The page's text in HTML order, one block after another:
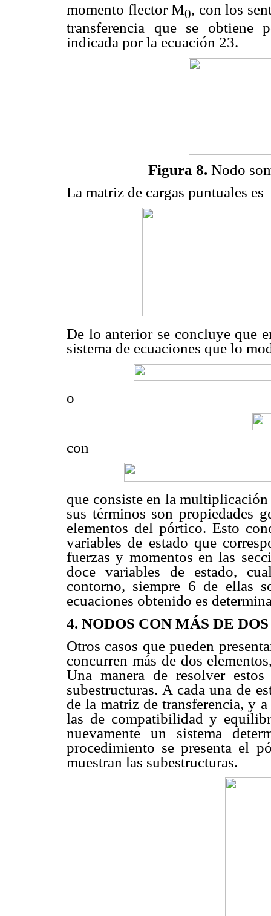
momento flector M0, con los
transferencia que se obtiene
indicada por la ecuación 23.
Figura 8. Nodo
La matriz de cargas puntuales es
De lo anterior se concluye que
sistema de ecuaciones que lo
o
con
que consiste en la
sus términos son propiedades
elementos del pórtico. Esto
variables de estado que
fuerzas y momentos en las
doce variables de estado,
contorno, siempre 6 de ellas
ecuaciones obtenido es
4. NODOS CON MÁS DE
Otros casos que pueden
concurren más de dos
Una manera de resolver
subestructuras. A cada una de
de la matriz de transferencia, y
las de compatibilidad y
nuevamente un sistema
procedimiento se presenta el
muestran las subestructuras.